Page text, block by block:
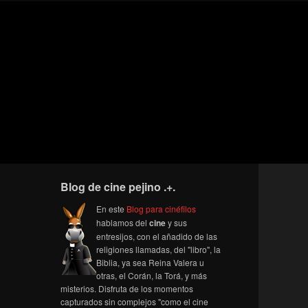
Blog de cine pejino .+.
En este Blog para cinéfilos
hablamos del ciney sus
entresijos, con el añadido de las
religiones llamadas, del "libro", la
Biblia, ya sea Reina Valera u
otras, el Corán, la Torá, y más
misterios. Disfruta de los momentos
capturados sin complejos "como el cine